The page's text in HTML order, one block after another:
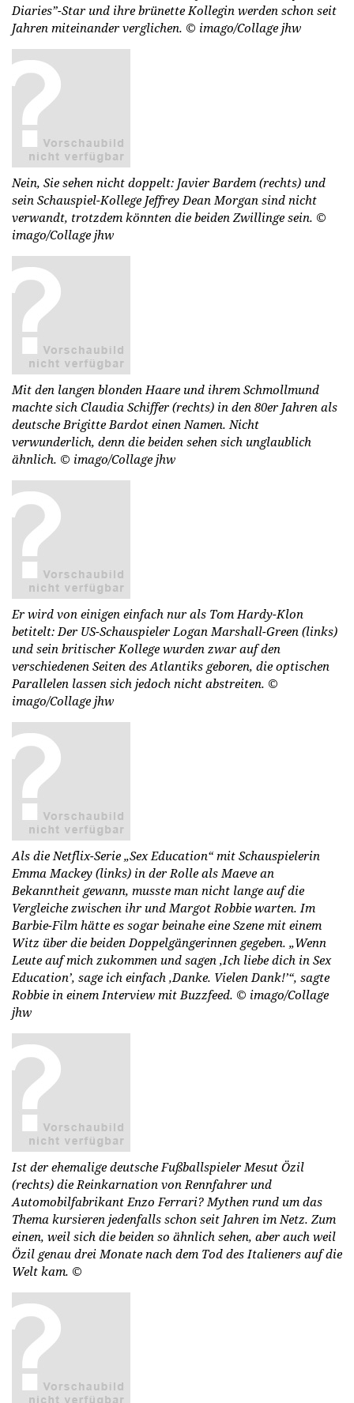
Diaries”-Star und ihre brünette Kollegin werden schon seit
Jahren miteinander verglichen. © imago/Collage jhw
Nein, Sie sehen nicht doppelt: Javier Bardem (rechts) und
sein Schauspiel-Kollege Jeffrey Dean Morgan sind nicht
verwandt, trotzdem könnten die beiden Zwillinge sein. ©
imago/Collage jhw
Mit den langen blonden Haare und ihrem Schmollmund
machte sich Claudia Schiffer (rechts) in den 80er Jahren als
deutsche Brigitte Bardot einen Namen. Nicht
verwunderlich, denn die beiden sehen sich unglaublich
ähnlich. © imago/Collage jhw
Er wird von einigen einfach nur als Tom Hardy-Klon
betitelt: Der US-Schauspieler Logan Marshall-Green (links)
und sein britischer Kollege wurden zwar auf den
verschiedenen Seiten des Atlantiks geboren, die optischen
Parallelen lassen sich jedoch nicht abstreiten. ©
imago/Collage jhw
Als die Netflix-Serie „Sex Education“ mit Schauspielerin
Emma Mackey (links) in der Rolle als Maeve an
Bekanntheit gewann, musste man nicht lange auf die
Vergleiche zwischen ihr und Margot Robbie warten. Im
Barbie-Film hätte es sogar beinahe eine Szene mit einem
Witz über die beiden Doppelgängerinnen gegeben. „Wenn
Leute auf mich zukommen und sagen ‚Ich liebe dich in Sex
Education’, sage ich einfach ‚Danke. Vielen Dank!’“, sagte
Robbie in einem Interview mit Buzzfeed. © imago/Collage
jhw
Ist der ehemalige deutsche Fußballspieler Mesut Özil
(rechts) die Reinkarnation von Rennfahrer und
Automobilfabrikant Enzo Ferrari? Mythen rund um das
Thema kursieren jedenfalls schon seit Jahren im Netz. Zum
einen, weil sich die beiden so ähnlich sehen, aber auch weil
Özil genau drei Monate nach dem Tod des Italieners auf die
Welt kam. ©